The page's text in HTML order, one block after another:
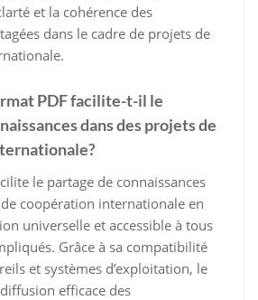
et la cohérence des
dans le cadre de projets de
PDF facilite-t-il le
dans des projets de
le partage de connaissances
coopération internationale en
universelle et accessible à tous
Grâce à sa compatibilité
et systèmes d’exploitation, le
efficace des